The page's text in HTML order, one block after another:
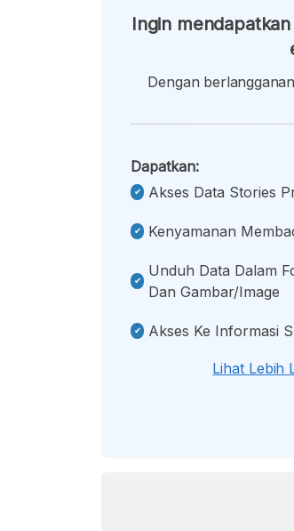
Ingin
Dengan
Dapatkan:
Akses Data Stories
Kenyamanan
Unduh Data Dalam
Dan Gambar/image
Akses Ke Informasi
Lihat Lebih